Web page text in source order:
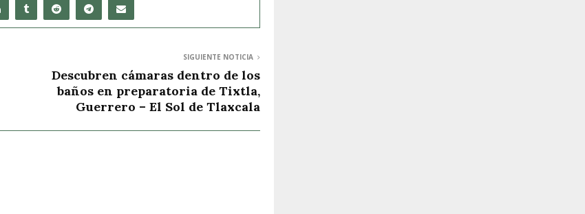
SIGUIENTE NOTICIA
Descubren cámaras dentro de los
baños en preparatoria de Tixtla,
Guerrero – El Sol de Tlaxcala